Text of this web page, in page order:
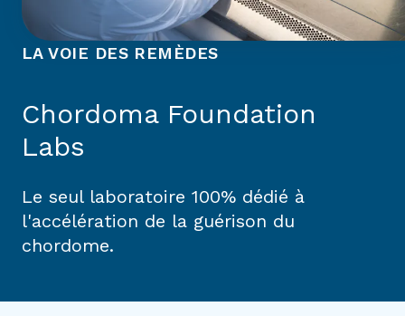
LA VOIE DES REMÈDES
Chordoma Foundation
Labs
Le seul laboratoire 100% dédié à
l'accélération de la guérison du
chordome.